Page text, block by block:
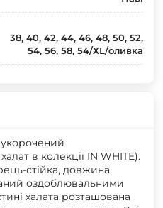
38, 40, 42, 44, 46, 48, 50, 52,
54, 56, 58, 54/XL/оливка
в колекції IN WHITE).
стійка, довжина
оздоблювальними
халата розташована